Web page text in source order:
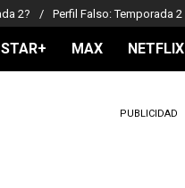
2? Perfil Falso: Temporada 2
STAR+ MAX NETFLIX
PUBLICIDAD